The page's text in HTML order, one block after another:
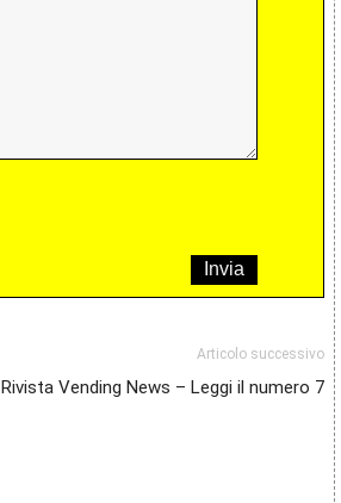
Articolo successivo
Rivista Vending News – Leggi il numero 7